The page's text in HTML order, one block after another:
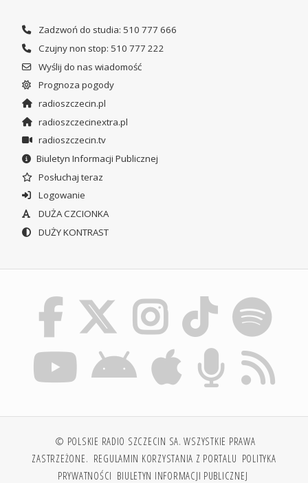
Zadzwoń do studia: 510 777 666
Czujny non stop: 510 777 222
Wyślij do nas wiadomość
Prognoza pogody
radioszczecin.pl
radioszczecinextra.pl
radioszczecin.tv
Biuletyn Informacji Publicznej
Posłuchaj teraz
Logowanie
DUŻA CZCIONKA
DUŻY KONTRAST
© POLSKIE RADIO SZCZECIN SA. WSZYSTKIE PRAWA
ZASTRZEŻONE. REGULAMIN KORZYSTANIA Z PORTALU POLITYKA
PRYWATNOŚCI BIULETYN INFORMACJI PUBLICZNEJ